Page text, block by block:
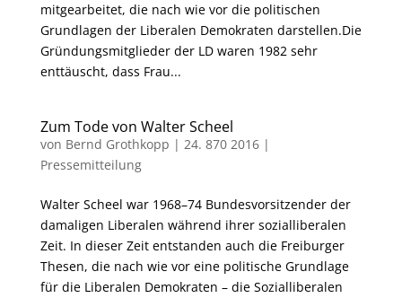
mitgearbeitet, die nach wie vor die politischen
Grundlagen der Liberalen Demokraten darstellen.Die
Gründungsmitglieder der LD waren 1982 sehr
enttäuscht, dass Frau...
Zum Tode von Walter Scheel
von Bernd Grothkopp | 24. 870 2016|
Pressemitteilung
Walter Scheel war 1968–74 Bundesvorsitzender der
damaligen Liberalen während ihrer sozialliberalen
Zeit. In dieser Zeit entstanden auch die Freiburger
Thesen, die nach wie vor eine politische Grundlage
für die Liberalen Demokraten – die Sozialliberalen